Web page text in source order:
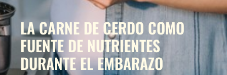
LA CARNE DE CERDO COMO
FUENTE DE NUTRIENTES
DURANTE EL EMBARAZO